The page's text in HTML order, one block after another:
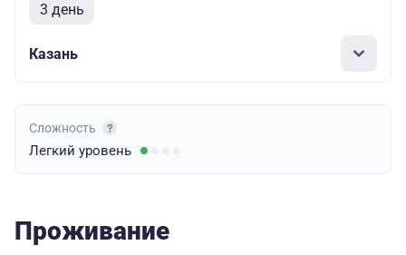
3 день
Казань
Сложность
Легкий уровень
Проживание